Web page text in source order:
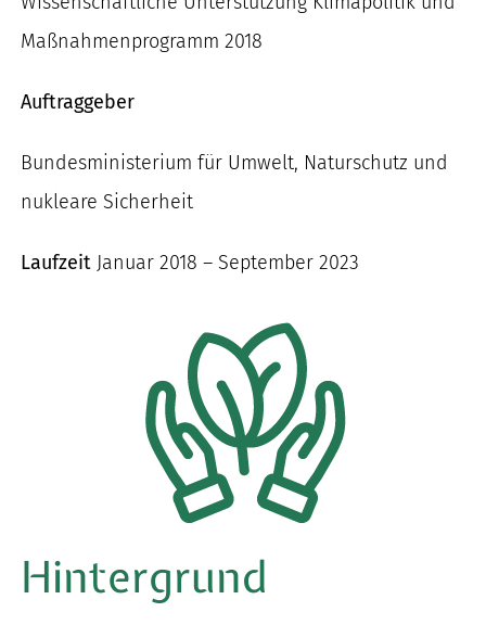
Suche
Maßnahmenprogramm 2018
Auftraggeber
Bundesministerium für Umwelt, Naturschutz und
nukleare Sicherheit
Laufzeit Januar 2018 – September 2023
Hintergrund